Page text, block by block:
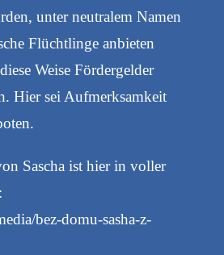
unter neutralem Namen
Flüchtlinge anbieten
Weise Fördergelder
Hier sei Aufmerksamkeit
Sascha ist hier in voller
bez-domu-sasha-z-